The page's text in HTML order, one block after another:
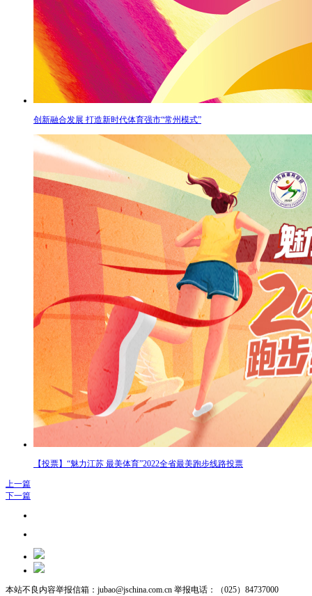
创新融合发展 打造新时代体育强市“常州模式”
【投票】“魅力江苏 最美体育”2022全省最美跑步线路投票
上一篇
下一篇
本站不良内容举报信箱：jubao@jschina.com.cn 举报电话：（025）84737000